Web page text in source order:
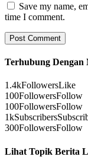
Save my name,
time I comment.
Terhubung Dengan
1.4kFollowersLike
100FollowersFollow
100FollowersFollow
1kSubscribers
300FollowersFollow
Lihat Topik Berita